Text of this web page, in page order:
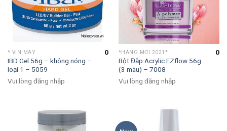
* VINIMAY
IBD Gel 56g – không nóng –
loại 1 – 5059
0
Vui lòng đăng nhập
*HÀNG MỚI 2021*
Bột Đắp Acrylic EZflow 56g
(3 màu) – 7008
0
Vui lòng đăng nhập